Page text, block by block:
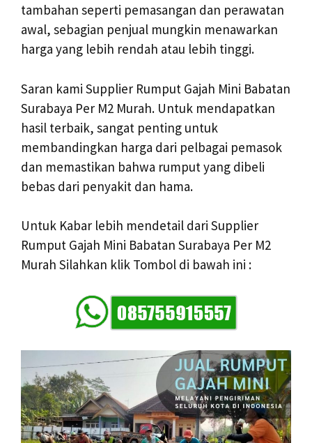
tambahan seperti pemasangan dan perawatan
awal, sebagian penjual mungkin menawarkan
harga yang lebih rendah atau lebih tinggi.
Saran kami Supplier Rumput Gajah Mini Babatan
Surabaya Per M2 Murah. Untuk mendapatkan
hasil terbaik, sangat penting untuk
membandingkan harga dari pelbagai pemasok
dan memastikan bahwa rumput yang dibeli
bebas dari penyakit dan hama.
Untuk Kabar lebih mendetail dari Supplier
Rumput Gajah Mini Babatan Surabaya Per M2
Murah Silahkan klik Tombol di bawah ini :